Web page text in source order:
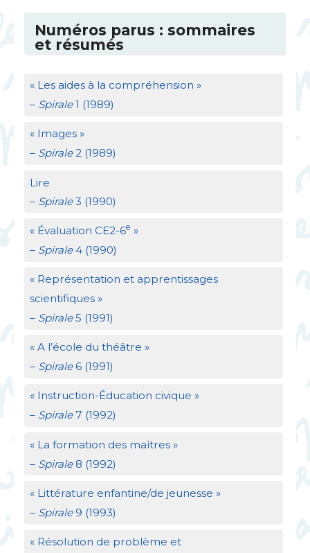
Numéros parus : sommaires
et résumés
« Les aides à la compréhension »
– Spirale1 (1989)
« Images »
– Spirale2 (1989)
Lire
– Spirale3 (1990)
« Évaluation CE2-6e »
– Spirale4 (1990)
« Représentation et apprentissages
scientifiques »
– Spirale5 (1991)
« A l’école du théâtre »
– Spirale6 (1991)
« Instruction-Éducation civique »
– Spirale7 (1992)
« La formation des maîtres »
– Spirale8 (1992)
« Littérature enfantine/de jeunesse »
– Spirale9 (1993)
« Résolution de problème et